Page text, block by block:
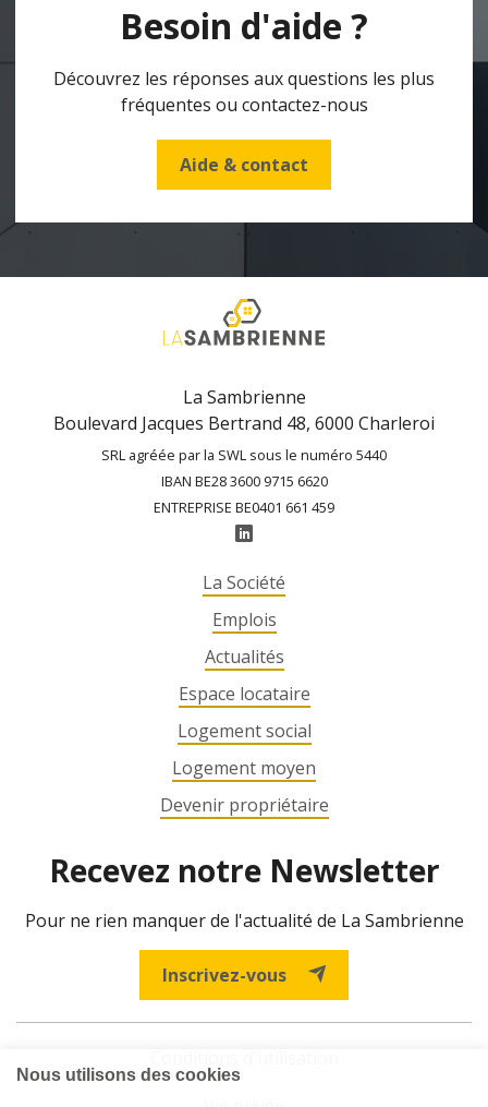
Besoin d'aide ?
Découvrez les réponses aux questions les plus
fréquentes ou contactez-nous
Aide & contact
La Sambrienne
Boulevard Jacques Bertrand 48, 6000 Charleroi
SRL agréée par la SWL sous le numéro 5440
IBAN BE28 3600 9715 6620
ENTREPRISE BE0401 661 459
La Société
Emplois
Actualités
Espace locataire
Logement social
Logement moyen
Devenir propriétaire
Recevez notre Newsletter
Pour ne rien manquer de l'actualité de La Sambrienne
Inscrivez-vous